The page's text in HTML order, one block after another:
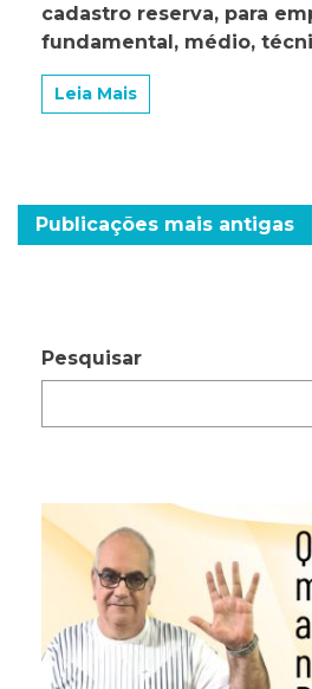
cadastro reserva, para
fundamental, médio,
Leia Mais
Navegação
Publicações mais antigas
Pesquisar